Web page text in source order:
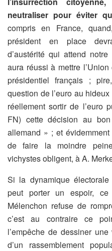
neutraliser pour éviter
compris en France,
président en place
d’austérité qui attend
aura réussi à mettre
présidentiel français ;
question de l’euro au
réellement sortir de l’euro
FN) cette décision au
allemand » ; et
de faire la moindre
vichystes obligent, à A.
Si la dynamique
peut porter un espoir, ce
Mélenchon refuse de
c’est au contraire ce
l’empêche de dessiner
d’un rassemblement